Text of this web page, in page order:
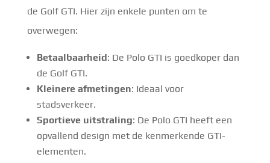
de Golf GTI. Hier zijn enkele punten om te
overwegen:
Betaalbaarheid: De Polo GTI is goedkoper dan
de Golf GTI.
Kleinere afmetingen: Ideaal voor
stadsverkeer.
Sportieve uitstraling: De Polo GTI heeft een
opvallend design met de kenmerkende GTI-
elementen.